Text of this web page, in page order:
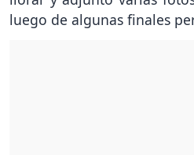
luego de algunas finales